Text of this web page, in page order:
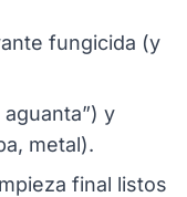
fungicida (y
y
metal).
final listos